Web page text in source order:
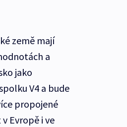
země mají
a
jako
V4 a bude
propojené
Evropě i ve